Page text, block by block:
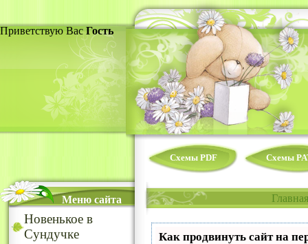
Приветствую Вас Гость
Схемы PDF Схемы
Меню сайта
Новенькое в
Сундучке
Главная
Как продвинуть сайт на